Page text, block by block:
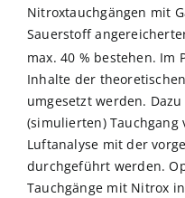
Nitroxtauchgängen mit
Sauerstoff
max. 40 % bestehen. Im
Inhalte der
umgesetzt werden.
(simulierten)
Luftanalyse mit der
durchgeführt werden.
Tauchgänge mit Nitrox